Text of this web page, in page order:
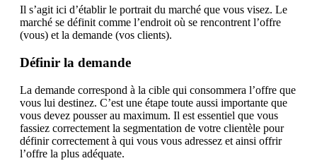
Il s’agit ici d’établir le portrait du marché que vous visez. Le
marché se définit comme l’endroit où se rencontrent l’offre
(vous) et la demande (vos clients).
Définir la demande
La demande correspond à la cible qui consommera l’offre que
vous lui destinez. C’est une étape toute aussi importante que
vous devez pousser au maximum. Il est essentiel que vous
fassiez correctement la segmentation de votre clientèle pour
définir correctement à qui vous vous adressez et ainsi offrir
l’offre la plus adéquate.